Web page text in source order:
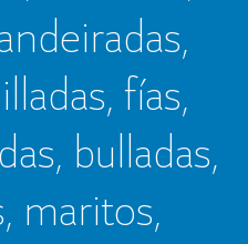
fías,
bulladas,
maritos,